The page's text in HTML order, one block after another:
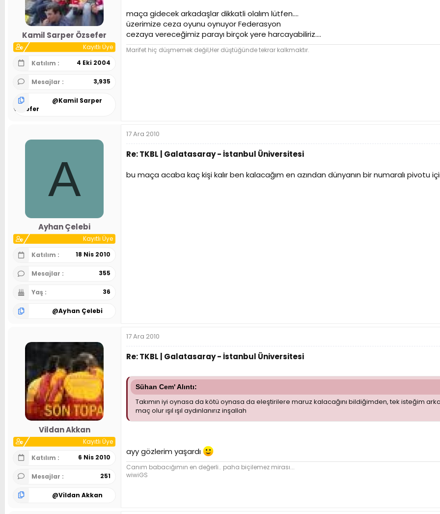
Kamil Sarper Özsefer
Kayıtlı Üye
Katılım
4 Eki 2004
Mesajlar 3,935
@Kamil Sarper
Özsefer
maça gidecek arkadaşlar dikkatli olalım lütfen....
üzerimize ceza oyunu oynuyor Federasyon
cezaya vereceğimiz parayı birçok yere harcayabiliriz....
Marifet hiç düşmemek değil,Her düştüğünde tekrar kalkmaktır.
A
Ayhan Çelebi
Kayıtlı Üye
Katılım
18 Nis 2010
Mesajlar 355
Yaş 36
@Ayhan Çelebi
17 Ara 2010
Re: TKBL | Galatasaray - İstanbul Üniversitesi
bu maça acaba kaç kişi kalır ben kalacağım en azından dünyanın bir numaralı pivotu
Vildan Akkan
Kayıtlı Üye
Katılım
6 Nis 2010
Mesajlar 251
@Vildan Akkan
17 Ara 2010
Re: TKBL | Galatasaray - İstanbul Üniversitesi
Sühan Cem' Alıntı:
Takımın iyi oynasa da kötü oynasa da eleştirilere maruz kalacağını bildiğimden, tek isteğim
maç olur ışıl ışıl aydınlanırız inşallah
ayy gözlerim yaşardı
Canım babacığımın en değerli.. paha biçilemez mirası...
wiwiGS